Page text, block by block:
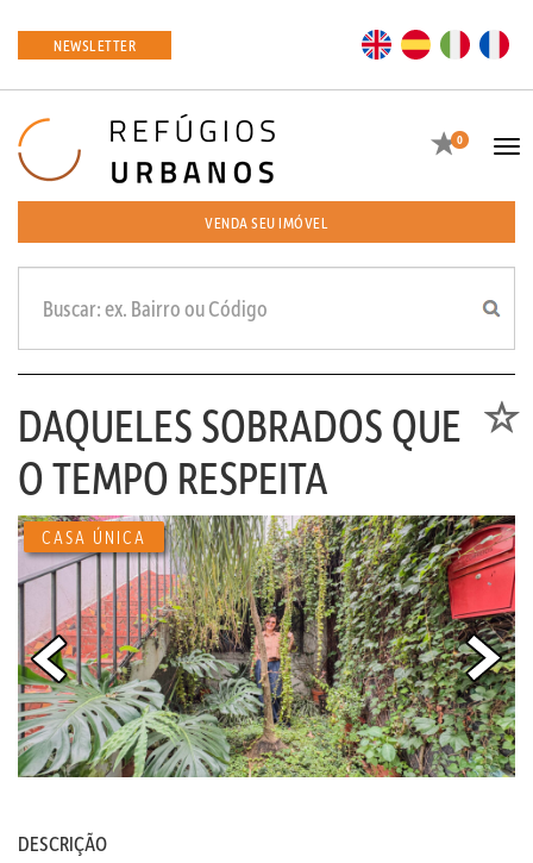
NEWSLETTER EN ES
Favoritos
0
VENDA SEU IMÓVEL
DAQUELES SOBRADOS QUE
O TEMPO RESPEITA
CASA ÚNICA
DESCRIÇÃO